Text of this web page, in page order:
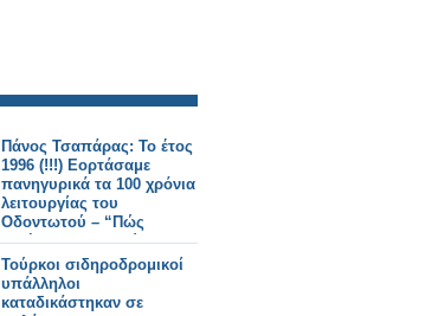
Πάνος Τσαπάρας: Το έτος
1996 (!!!) Εορτάσαμε
πανηγυρικά τα 100 χρόνια
λειτουργίας του
Οδοντωτού – “Πώς
αντέχουν να διασύρονται
τόσο συχνά;”
Τούρκοι σιδηροδρομικοί
υπάλληλοι
καταδικάστηκαν σε